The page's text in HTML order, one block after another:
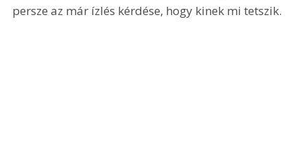
persze az már ízlés kérdése, hogy kinek mi tetszik.